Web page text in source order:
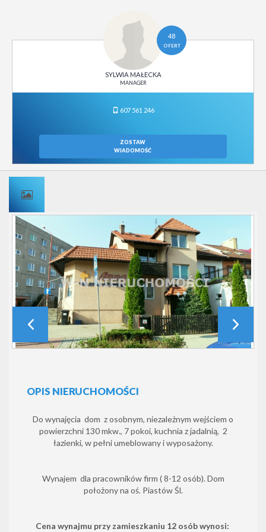
48
OFERT
SYLWIA MAŁECKA
MANAGER
607 561 246
ZOSTAW
WIADOMOŚĆ
OPIS NIERUCHOMOŚCI
Do wynajęcia dom z osobnym, niezależnym wejściem o
powierzchni 130 mkw., 7 pokoi, kuchnia z jadalnią, 2
łazienki, w pełni umeblowany i wyposażony.
Wynajem dla pracowników firm ( 8-12 osób). Dom
położony na oś. Piastów Śl.
Cena wynajmu przy zamieszkaniu 12 osób wynosi: